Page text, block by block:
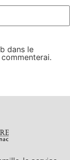
dans le